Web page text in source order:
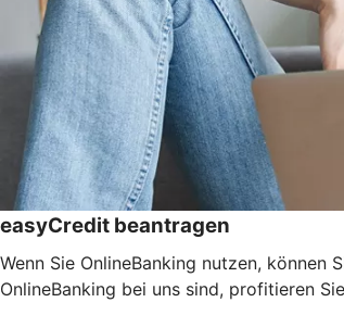
easyCredit beantragen
Wenn Sie OnlineBanking nutzen, können
OnlineBanking bei uns sind, profitieren